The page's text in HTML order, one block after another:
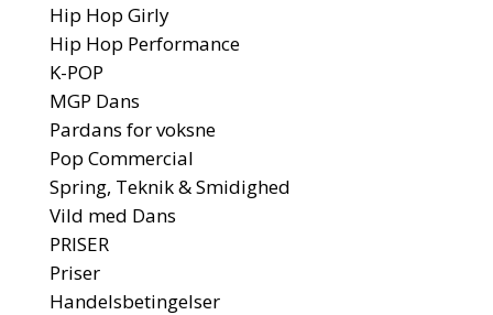
Hip Hop Girly
Hip Hop Performance
K-POP
MGP Dans
Pardans for voksne
Pop Commercial
Spring, Teknik & Smidighed
Vild med Dans
PRISER
Priser
Handelsbetingelser